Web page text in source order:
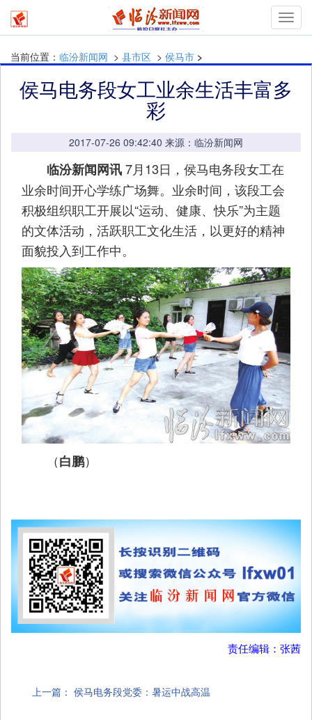
当前位置： 临汾新闻网 > 县市区 > 侯马市 >
侯马电务段女工业余生活丰富多
彩
2017-07-26 09:42:40 来源：临汾新闻网
临汾新闻网讯7月13日，侯马电务段女工在
业余时间开心学练广场舞。业余时间，该段工会
积极组织职工开展以“运动、健康、快乐”为主题
的文体活动，活跃职工文化生活，以更好的精神
面貌投入到工作中。
（白鹏）
责任编辑：张茜
上一篇： 侯马电务段党委：暑运中战高温